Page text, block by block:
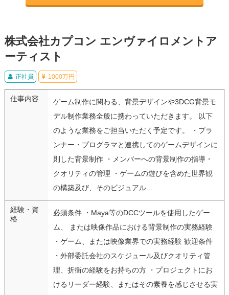
株式会社カプコン エンヴァイロメントア
ーティスト
正社員 1000万円
仕事内容
ゲーム制作に関わる、背景デザインや3DCG背景モ
デル制作業務全般に携わっていただきます。 以下
のような業務をご担当いただく予定です。 ・プラ
ンナー・プログラマと連携してのゲームデザインに
則した背景制作 ・メンバーへの背景制作の指導・
クオリティの管理 ・ゲームの遊びを含めた世界観
の構築及び、そのビジュアル...
経験・資
格
必須条件 ・Maya等のDCCツールを使用したゲー
ム、 または映像作品における背景制作の実務経験
・ゲーム、または映像業界での実務経験 歓迎条件
・外部委託会社のスケジュール及びクオリティ管
理、折衝の経験をお持ちの方 ・プロジェクトにお
けるリーダー経験、またはその素養を感じさせる実